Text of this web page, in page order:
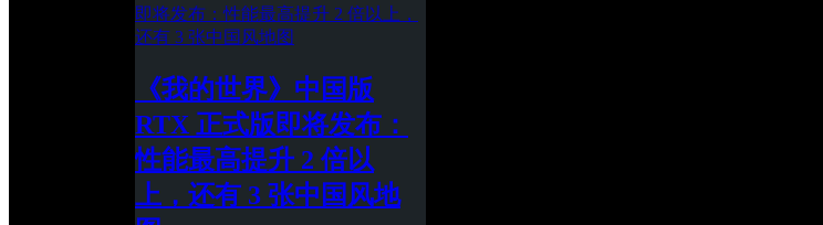
《我的世界》中国版
RTX 正式版即将发布：
性能最高提升 2 倍以
上，还有 3 张中国风地